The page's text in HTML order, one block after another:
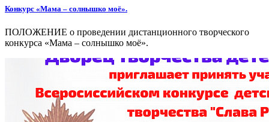
Конкурс «Мама – солнышко моё».
ПОЛОЖЕНИЕ о проведении дистанционного творческого
конкурса «Мама – солнышко моё».